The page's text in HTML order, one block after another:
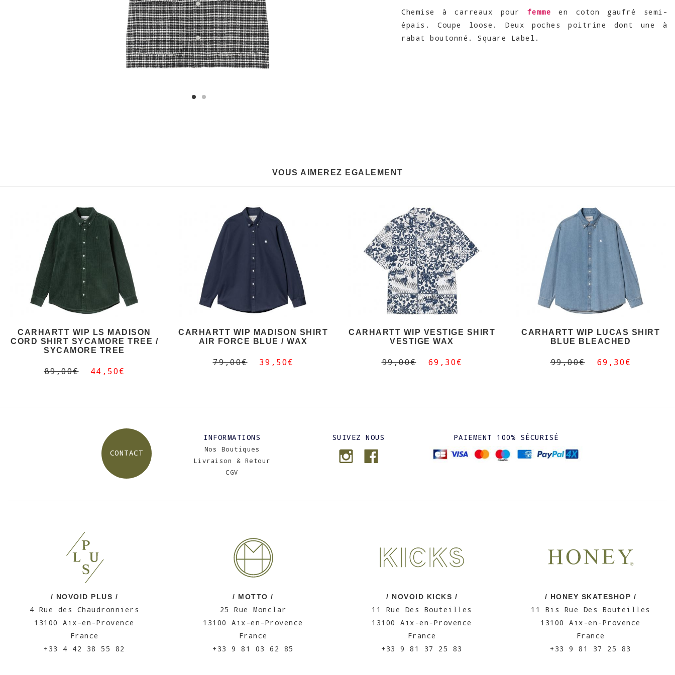
Chemise à carreaux pour femme en coton gaufré semi-
épais. Coupe loose. Deux poches poitrine dont une à
rabat boutonné. Square Label.
VOUS AIMEREZ EGALEMENT
CARHARTT WIP LS MADISON
CORD SHIRT SYCAMORE TREE /
SYCAMORE TREE
89,00€ 44,50€
CARHARTT WIP MADISON SHIRT
AIR FORCE BLUE / WAX
79,00€ 39,50€
CARHARTT WIP VESTIGE SHIRT
VESTIGE WAX
99,00€ 69,30€
CARHARTT WIP LUCAS SHIRT
BLUE BLEACHED
99,00€ 69,30€
CONTACT
INFORMATIONS
Nos Boutiques
Livraison & Retour
CGV
SUIVEZ NOUS PAIEMENT 100% SÉCURISÉ
/ NOVOID PLUS /
4 Rue des Chaudronniers
13100 Aix-en-Provence
France
+33 4 42 38 55 82
/ MOTTO /
25 Rue Monclar
13100 Aix-en-Provence
France
+33 9 81 03 62 85
/ NOVOID KICKS /
11 Rue Des Bouteilles
13100 Aix-en-Provence
France
+33 9 81 37 25 83
/ HONEY SKATESHOP /
11 Bis Rue Des Bouteilles
13100 Aix-en-Provence
France
+33 9 81 37 25 83